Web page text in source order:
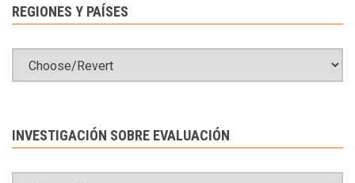
REGIONES Y PAÍSES
INVESTIGACIÓN SOBRE EVALUACIÓN